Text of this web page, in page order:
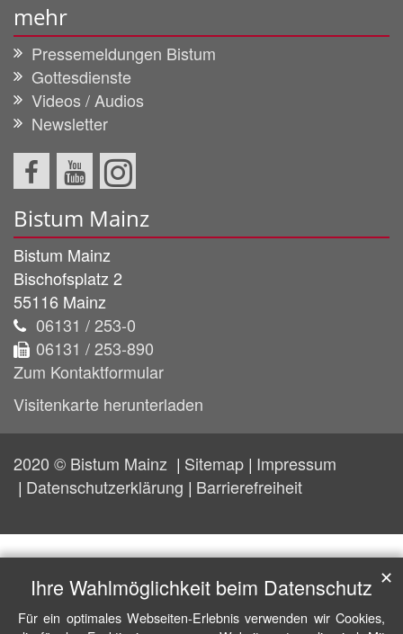
mehr
Pressemeldungen Bistum
Gottesdienste
Videos / Audios
Newsletter
Bistum Mainz
Bistum Mainz
Bischofsplatz 2
55116 Mainz
06131 / 253-0
06131 / 253-890
Zum Kontaktformular
Visitenkarte herunterladen
2020 © Bistum Mainz Sitemap Impressum
Datenschutzerklärung
Barrierefreiheit
Ihre Wahlmöglichkeit beim Datenschutz
Für ein optimales Webseiten-Erlebnis verwenden wir Cookies,
✕